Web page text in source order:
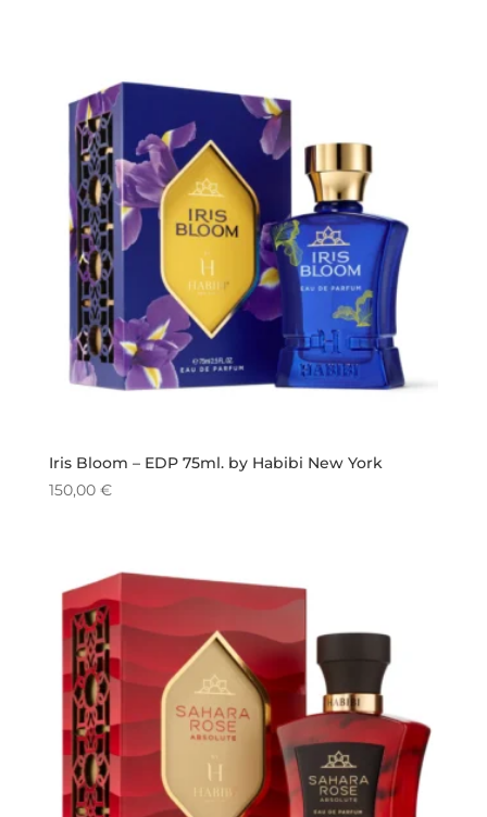
Iris Bloom – EDP 75ml. by Habibi New York
150,00 €